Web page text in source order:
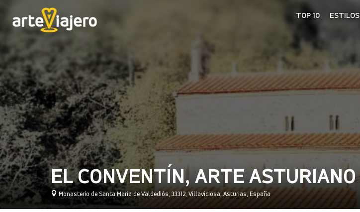
TOP 10 ESTILOS
EL CONVENTÍN, ARTE ASTURIANO
Monasterio de Santa María de Valdediós, 33312, Villaviciosa, Asturias, España